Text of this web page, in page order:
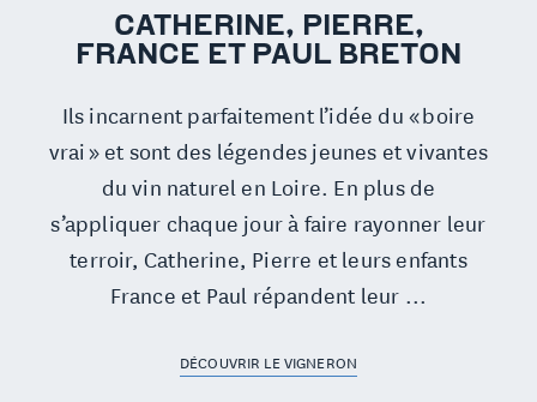
CATHERINE, PIERRE,
FRANCE ET PAUL BRETON
Ils incarnent parfaitement l’idée du « boire
vrai » et sont des légendes jeunes et vivantes
du vin naturel en Loire. En plus de
s’appliquer chaque jour à faire rayonner leur
terroir, Catherine, Pierre et leurs enfants
France et Paul répandent leur ...
DÉCOUVRIR LE VIGNERON